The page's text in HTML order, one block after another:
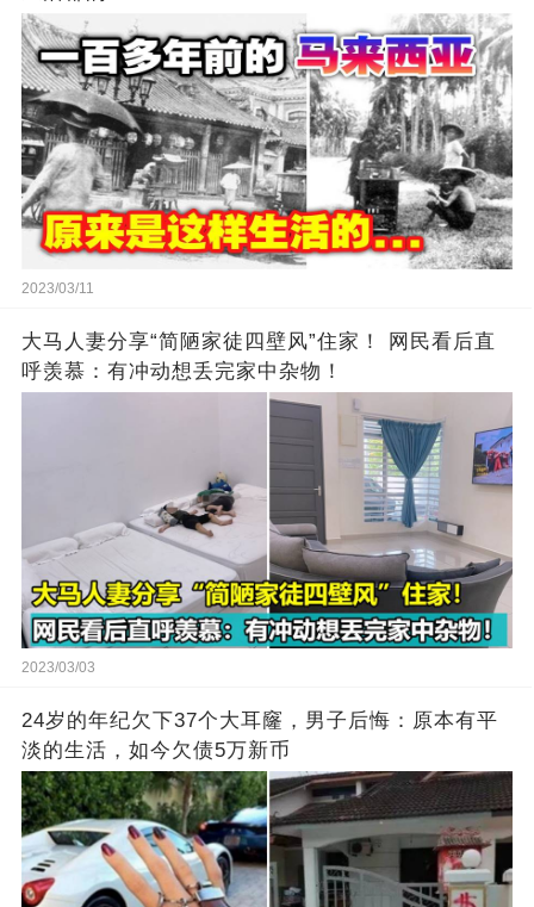
2023/03/11
大马人妻分享“简陋家徒四壁风”住家！ 网民看后直
呼羡慕：有冲动想丢完家中杂物！
2023/03/03
24岁的年纪欠下37个大耳窿，男子后悔：原本有平
淡的生活，如今欠债5万新币